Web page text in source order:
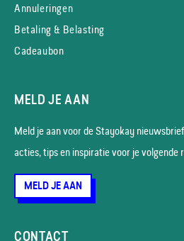
Annuleringen
Betaling & Belasting
Cadeaubon
MELD JE AAN
Meld je aan voor de Stayokay
acties, tips en inspiratie voor je volgende
MELD JE AAN
CONTACT